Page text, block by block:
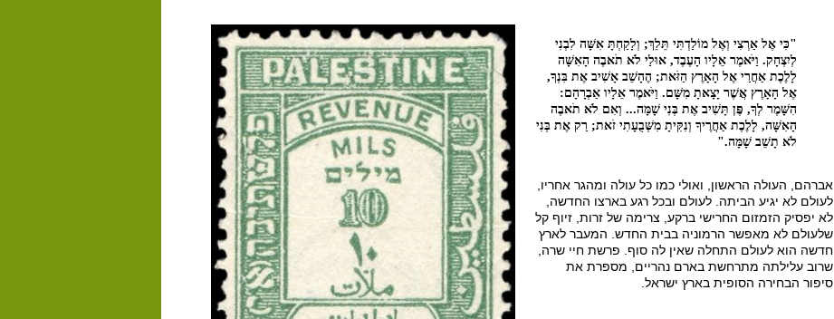
"כִּי אֶל אַרְצִי וְאֶל מוֹלַדְתִּי תֵּלֵךְ; וְלָקַחְתָּ אִשָּׁה לִבְנִי
לְיִצְחָק. וַיֹּאמֶר אֵלָיו הָעֶבֶד, אוּלַי לֹא תֹאבֶה הָאִשָּׁה
לָלֶכֶת אַחֲרַי אֶל הָאָרֶץ הַזֹּאת; הֶהָשֵׁב אָשִׁיב אֶת בִּנְךָ,
אֶל הָאָרֶץ אֲשֶׁר יָצָאתָ מִשָּׁם. וַיֹּאמֶר אֵלָיו אַבְרָהָם:
הִשָּׁמֶר לְךָ, פֶּן תָּשִׁיב אֶת בְּנִי שָׁמָּה... וְאִם לֹא תֹאבֶה
הָאִשָּׁה, לָלֶכֶת אַחֲרֶיךָ וְנִקִּיתָ מִשְּׁבֻעָתִי זֹאת; רַק אֶת בְּנִי
לֹא תָשֵׁב שָׁמָּה."
אברהם, העולה הראשון, ואולי כמו כל עולה ומהגר אחריו,
לעולם לא יגיע הביתה. לעולם ובכל רגע בארצו החדשה,
לא יפסיק הזמזום החרישי ברקע, צרימה של זרות, זיוף קל
שלעולם לא מאפשר הרמוניה בבית החדש. המעבר לארץ
חדשה הוא לעולם התחלה שאין לה סוף. פרשת חיי שרה,
שרוב עלילתה מתרחשת בארם נהריים, מספרת את
סיפור הבחירה הסופית בארץ ישראל.